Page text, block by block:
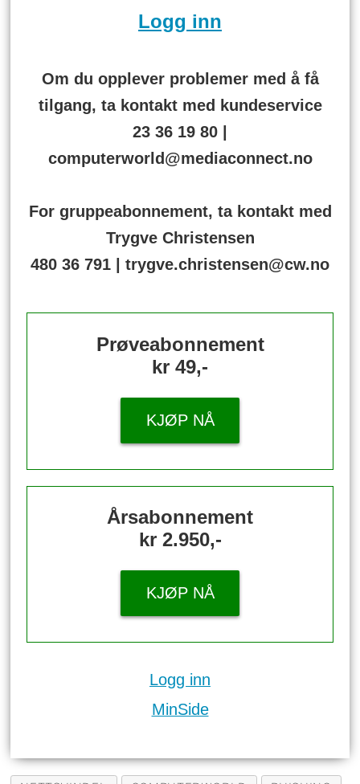
Logg inn
Om du opplever problemer med å få
tilgang, ta kontakt med kundeservice
23 36 19 80 |
computerworld@mediaconnect.no
For gruppeabonnement, ta kontakt med
Trygve Christensen
480 36 791 | trygve.christensen@cw.no
Prøveabonnement
kr 49,-
KJØP NÅ
Årsabonnement
kr 2.950,-
KJØP NÅ
Logg inn
MinSide